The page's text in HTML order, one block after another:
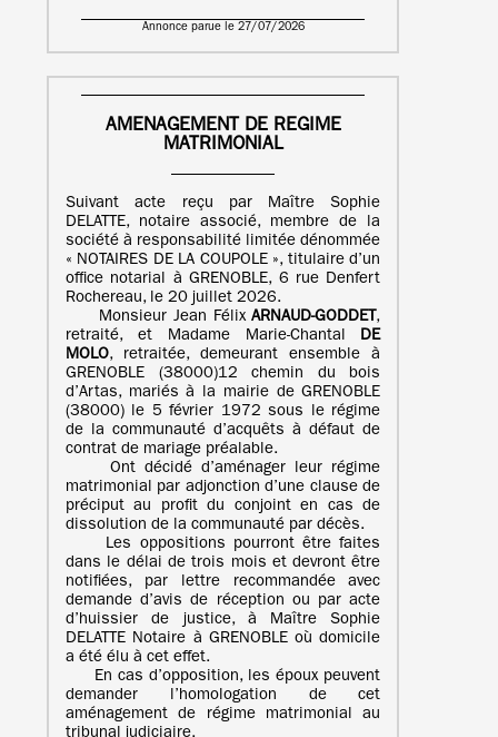
Annonce parue le 27/07/2026
AMENAGEMENT DE REGIME
MATRIMONIAL
Suivant acte reçu par Maître Sophie
DELATTE, notaire associé, membre de la
société à responsabilité limitée dénommée
« NOTAIRES DE LA COUPOLE », titulaire d’un
office notarial à GRENOBLE, 6 rue Denfert
Rochereau, le 20 juillet 2026.
Monsieur Jean FélixARNAUD-GODDET ,
retraité, et Madame Marie-Chantal DE
MOLO, retraitée, demeurant ensemble à
GRENOBLE (38000)12 chemin du bois
d’Artas, mariés à la mairie de GRENOBLE
(38000) le 5 février 1972 sous le régime
de la communauté d’acquêts à défaut de
contrat de mariage préalable.
Ont décidé d’aménager leur régime
matrimonial par adjonction d’une clause de
préciput au profit du conjoint en cas de
dissolution de la communauté par décès.
Les oppositions pourront être faites
dans le délai de trois mois et devront être
notifiées, par lettre recommandée avec
demande d’avis de réception ou par acte
d’huissier de justice, à Maître Sophie
DELATTE Notaire à GRENOBLE où domicile
a été élu à cet effet.
En cas d’opposition, les époux peuvent
demander l’homologation de cet
aménagement de régime matrimonial au